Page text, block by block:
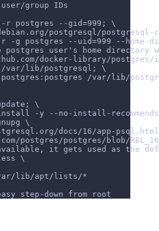
group IDs
-r postgres --gid=999; \
postgresql/postgresql-
r -g postgres --uid=999 --home-
user's home directory
docker-library/postgres/
/var/lib/postgresql; \
postgres:postgres /var/lib/
\
-y --no-install-
gnupg \
docs/16/app-psql.html#APP-
postgres/postgres/blob/
it gets used as the
less \
lib/apt/lists/*
step-down from root